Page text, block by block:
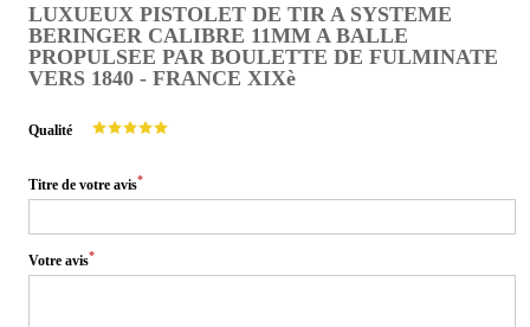
LUXUEUX PISTOLET DE TIR A SYSTEME
BERINGER CALIBRE 11MM A BALLE
PROPULSEE PAR BOULETTE DE FULMINATE
VERS 1840 - FRANCE XIXè
Qualité
Titre de votre avis*
Votre avis*